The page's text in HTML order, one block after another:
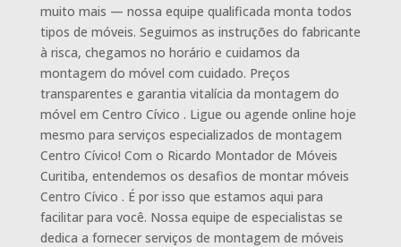
muito mais — nossa equipe qualificada monta todos
tipos de móveis. Seguimos as instruções do fabricante
à risca, chegamos no horário e cuidamos da
montagem do móvel com cuidado. Preços
transparentes e garantia vitalícia da montagem do
móvel em Centro Cívico . Ligue ou agende online hoje
mesmo para serviços especializados de montagem
Centro Cívico! Com o Ricardo Montador de Móveis
Curitiba, entendemos os desafios de montar móveis
Centro Cívico . É por isso que estamos aqui para
facilitar para você. Nossa equipe de especialistas se
dedica a fornecer serviços de montagem de móveis